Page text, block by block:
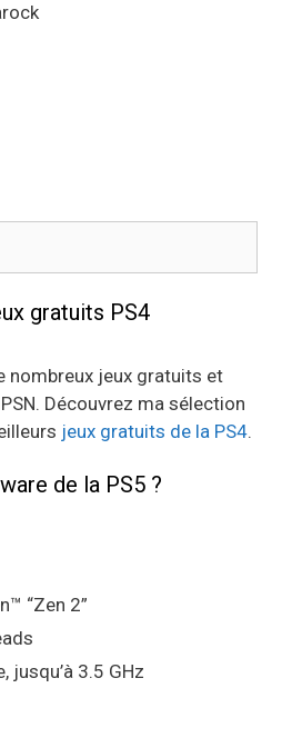
gratuits PS4
nombreux jeux gratuits et
Découvrez ma sélection
jeux gratuits de la PS4.
de la PS5 ?
“Zen 2”
jusqu’à 3.5 GHz